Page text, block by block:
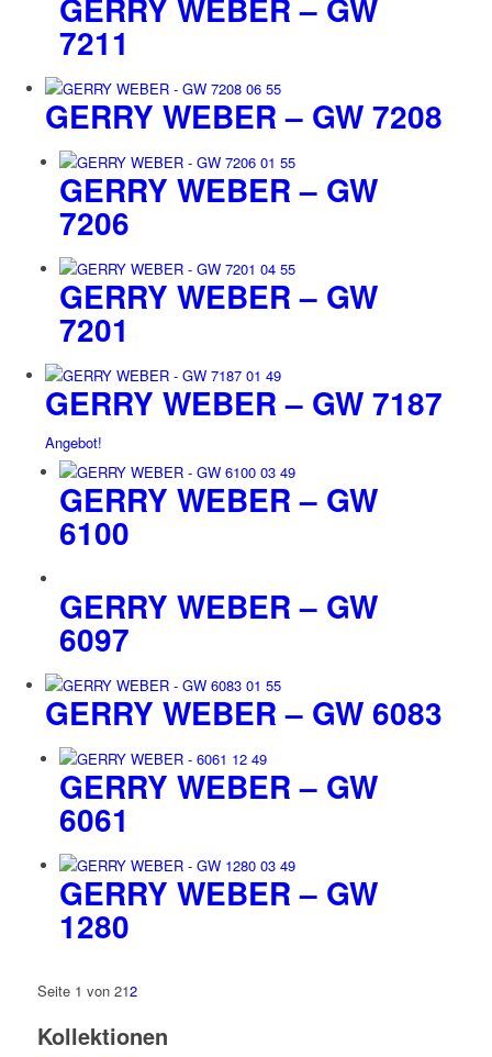
GERRY WEBER – GW
7211
GERRY WEBER – GW 7208
GERRY WEBER – GW
7206
GERRY WEBER – GW
7201
GERRY WEBER – GW 7187
Angebot!
GERRY WEBER – GW
6100
GERRY WEBER – GW
6097
GERRY WEBER – GW 6083
GERRY WEBER – GW
6061
GERRY WEBER – GW
1280
Seite 1 von 212
Kollektionen